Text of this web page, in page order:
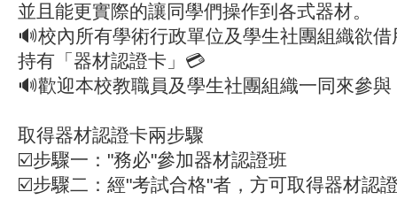
並且能更實際的讓同學們操作到各式器材。
🔊校內所有學術行政單位及學生社團組織欲
持有「器材認證卡」💳
🔊歡迎本校教職員及學生社團組織一同來參與
取得器材認證卡兩步驟
☑️步驟一："務必"參加器材認證班
☑️步驟二：經"考試合格"者，方可取得器材認